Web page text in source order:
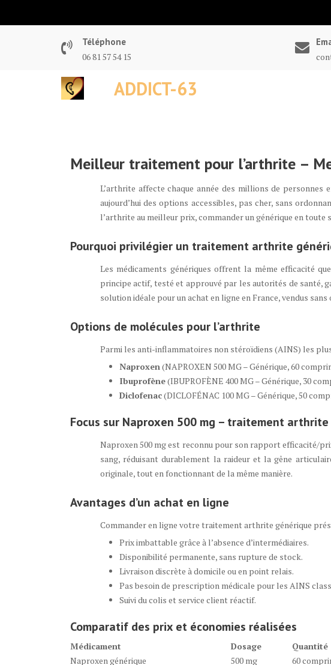
Téléphone
06 81 57 54 15
ADDICT-63
Meilleur traitement pour l’arthrite –
L’arthrite affecte chaque année des millions de
aujourd’hui des options accessibles, pas cher, sans
l’arthrite au meilleur prix, commander un générique en
Pourquoi privilégier un traitement arthrite
Les médicaments génériques offrent la même efficacité
principe actif, testé et approuvé par les autorités de santé,
solution idéale pour un achat en ligne en France, vendus
Options de molécules pour l’arthrite
Parmi les anti-inflammatoires non stéroïdiens (AINS) les
Naproxen(NAPROXEN 500 MG – Générique, 60
Ibuprofène(IBUPROFÈNE 400 MG – Générique, 30
Diclofenac(DICLOFÉNAC 100 MG – Générique, 50
Focus sur Naproxen 500 mg – traitement
Naproxen 500 mg est reconnu pour son rapport efficacité/
sang, réduisant durablement la raideur et la gêne
originale, tout en fonctionnant de la même manière.
Avantages d’un achat en ligne
Commander en ligne votre traitement arthrite générique
Prix imbattable grâce à l’absence d’intermédiaires.
Disponibilité permanente, sans rupture de stock.
Livraison discrète à domicile ou en point relais.
Pas besoin de prescription médicale pour les AINS
Suivi du colis et service client réactif.
Comparatif des prix et économies réalisées
Médicament Dosage Quantité
Naproxen générique
500 mg 60